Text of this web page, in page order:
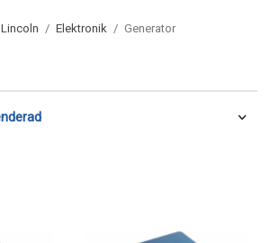
Lincoln / Elektronik / Generator